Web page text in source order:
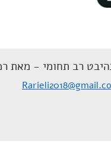
רב תחומי - מאת